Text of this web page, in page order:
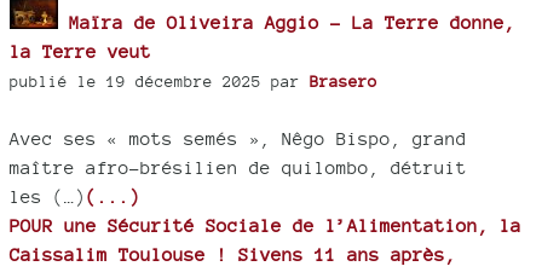
Maïra de Oliveira Aggio - La Terre donne,
la Terre veut
publié le 19 décembre 2025 par Brasero
Avec ses « mots semés », Nêgo Bispo, grand
maître afro-brésilien de quilombo, détruit
les (…) (...)
POUR une Sécurité Sociale de l’Alimentation, la
Caissalim Toulouse ! Sivens 11 ans après,